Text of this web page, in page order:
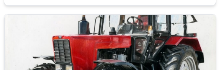
гидроприжимными дисками — плавная передача энергии. -
Повышенная проходимость за счет переднего моста с
планетарно-цилиндрическими редукторами. Совместим с любым
навесным оборудованием, повышает производительность труда.
Есть вопросы? Обращайтесь — поможем с выбором!